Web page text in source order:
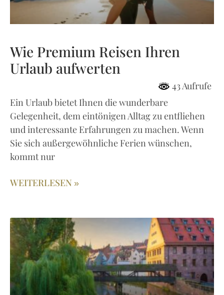
Wie Premium Reisen Ihren
Urlaub aufwerten
43 Aufrufe
Ein Urlaub bietet Ihnen die wunderbare
Gelegenheit, dem eintönigen Alltag zu entfliehen
und interessante Erfahrungen zu machen. Wenn
Sie sich außergewöhnliche Ferien wünschen,
kommt nur
WEITERLESEN »